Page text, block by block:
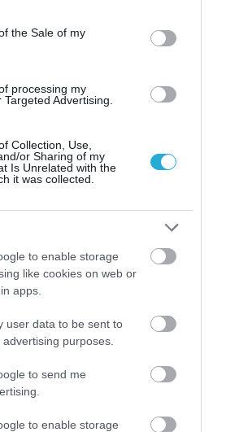
specified purposes in below Google
the Sale of my
processing my
Advertising.
Collection, Use,
or Sharing of my
Is Unrelated with the
it was collected.
to enable storage
like cookies on web or
apps.
user data to be sent to
purposes.
to send me
to enable storage
ή δράκαινα:
βοήθειες και
μετατράπηκαν σε
Βρετανίδα –
επέμβαση